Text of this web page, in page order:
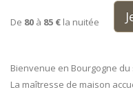
De 80 à 85 € la nuitée
Bienvenue en Bourgogne
La maîtresse de maison